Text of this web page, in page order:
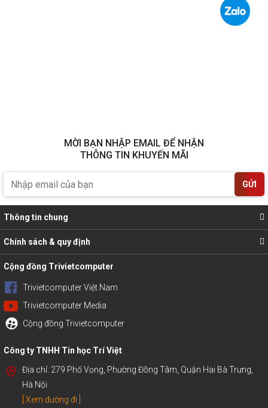
MỜI BẠN NHẬP EMAIL ĐỂ NHẬN
THÔNG TIN KHUYẾN MÃI
GỬI
Thông tin chung
Chính sách & quy định
Cộng đồng Trivietcomputer
Trivietcomputer Việt Nam
Trivietcomputer Media
Cộng đồng Trivietcomputer
Công ty TNHH Tin học Trí Việt
Địa chỉ: 279 Phố Vọng, Phường Đồng Tâm, Quận Hai Bà Trưng,
Hà Nội
[ Xem đường đi ]